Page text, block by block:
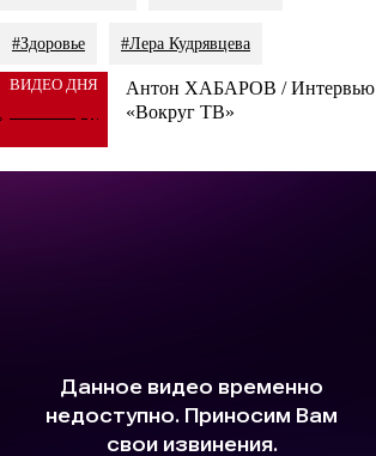
#Здоровье #Лера Кудрявцева
ВИДЕО ДНЯ
Антон ХАБАРОВ / Интервью
«Вокруг ТВ»